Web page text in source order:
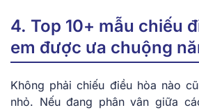
4. Top 10+ mẫu chiếu
em được ưa chuộng
Không phải chiếu điều hòa nào
nhỏ. Nếu đang phân vân giữa